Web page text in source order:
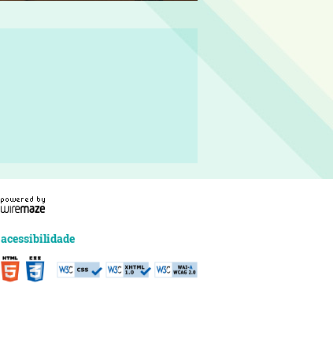
acessibilidade